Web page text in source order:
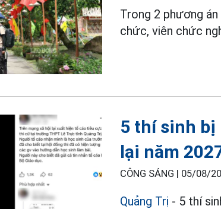
Trong 2 phương
chức, viên chức
5 thí sinh bị
lại năm
CÔNG SÁNG | 05/08/
Quảng Trị - 5 thí